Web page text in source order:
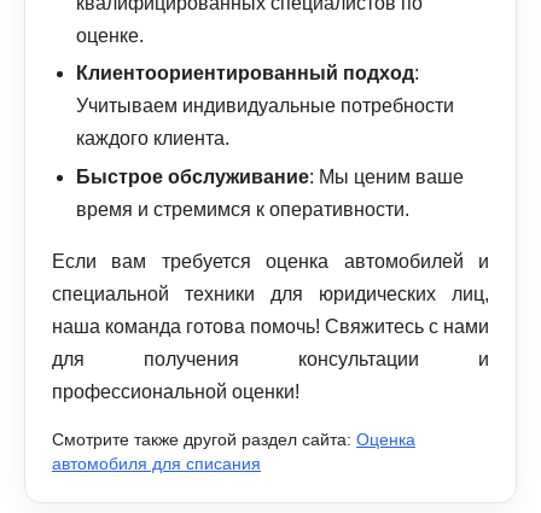
оценке.
Клиентоориентированный подход:
Учитываем индивидуальные потребности
каждого клиента.
Быстрое обслуживание: Мы ценим ваше
время и стремимся к оперативности.
Если вам требуется оценка автомобилей и
специальной техники для юридических лиц,
наша команда готова помочь! Свяжитесь с нами
для получения консультации и
профессиональной оценки!
Смотрите также другой раздел сайта: Оценка
автомобиля для списания